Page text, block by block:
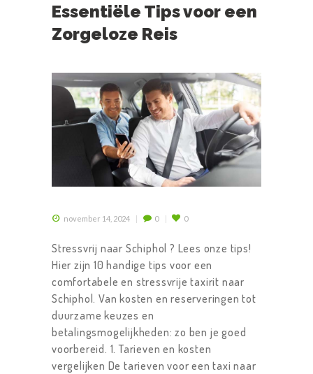
Essentiële Tips voor een
Zorgeloze Reis
november 14, 2024 0 0
Stressvrij naar Schiphol ? Lees onze tips!
Hier zijn 10 handige tips voor een
comfortabele en stressvrije taxirit naar
Schiphol. Van kosten en reserveringen tot
duurzame keuzes en
betalingsmogelijkheden: zo ben je goed
voorbereid. 1. Tarieven en kosten
vergelijken De tarieven voor een taxi naar